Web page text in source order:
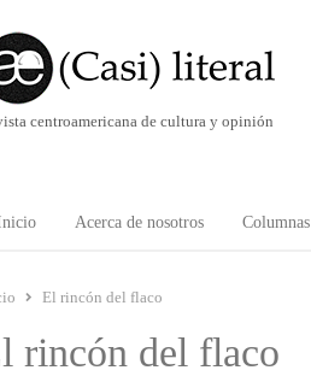
centroamericana de cultura y opinión
Acerca de nosotros Columnas
El rincón del flaco
rincón del flaco